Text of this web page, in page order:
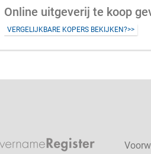
Online uitgeverij te koop
VERGELIJKBARE KOPERS BEKIJKEN?>>